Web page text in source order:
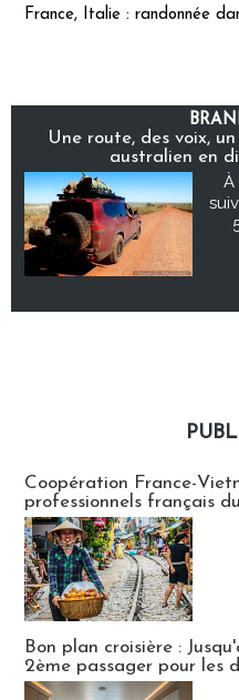
France, Italie : randonnée
Une route, des voix,
australien en
À
Coopération France-
professionnels français
Bon plan croisière :
2ème passager pour les